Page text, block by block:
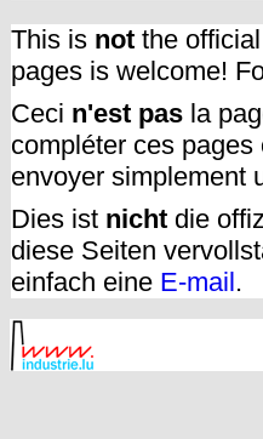
This is not the
pages is welcome!
Ceci n'est pas la
compléter ces
envoyer simplement
Dies ist nicht die
diese Seiten
einfach eine E-mail.